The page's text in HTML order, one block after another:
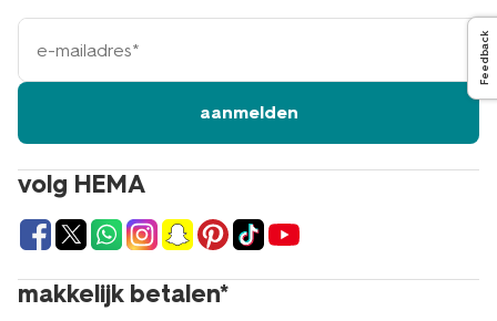
volg HEMA
makkelijk betalen*
e-
mailadres
aanmelden
Feedback